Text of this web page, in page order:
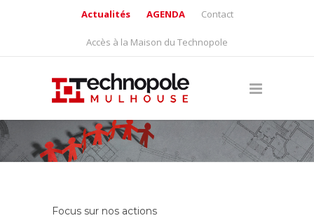
Actualités AGENDA Contact
Accès à la Maison du Technopole
Focus sur nos actions